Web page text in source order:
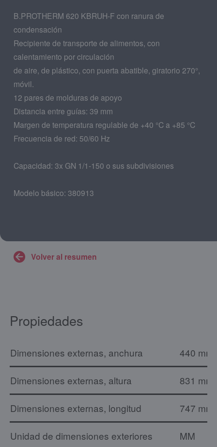
B.PROTHERM 620 KBRUH-F con ranura de
condensación
Recipiente de transporte de alimentos, con
calentamiento por circulación
de aire, de plástico, con puerta abatible, giratorio 270°,
móvil.
12 pares de molduras de apoyo
Distancia entre guías: 39 mm
Margen de temperatura regulable de +40 °C a +85 °C
Frecuencia de red: 50/60 Hz
Capacidad: 3x GN 1/1-150 o sus subdivisiones
Modelo básico: 380913
Volver al resumen
Propiedades
Dimensiones externas, anchura 440 mm
Dimensiones externas, altura 831 mm
Dimensiones externas, longitud 747 mm
Unidad de dimensiones exteriores MM